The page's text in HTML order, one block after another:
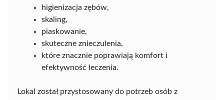
higienizacja zębów,
skaling,
piaskowanie,
skuteczne znieczulenia,
które znacznie poprawiają komfort i
efektywność leczenia.
Lokal został przystosowany do potrzeb osób z